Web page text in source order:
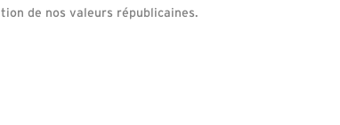
de nos valeurs républicaines.